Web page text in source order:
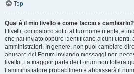
Top
Qual è il mio livello e come faccio a cambiarlo?
I livelli, compaiono sotto al tuo nome utente, e
che hai inviato oppure identificano alcuni utenti,
amministratori. In genere, non puoi cambiare
abusare del Forum inviando messaggi non
livello. La maggior parte dei Forum non tollera
l’amministratore probabilmente abbasserà il